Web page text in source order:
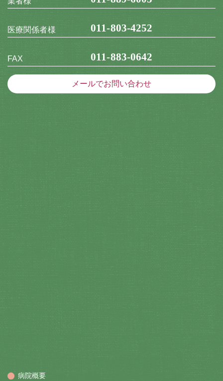
医療関係者様 011-803-4252
FAX 011-883-0642
メールでお問い合わせ
病院概要